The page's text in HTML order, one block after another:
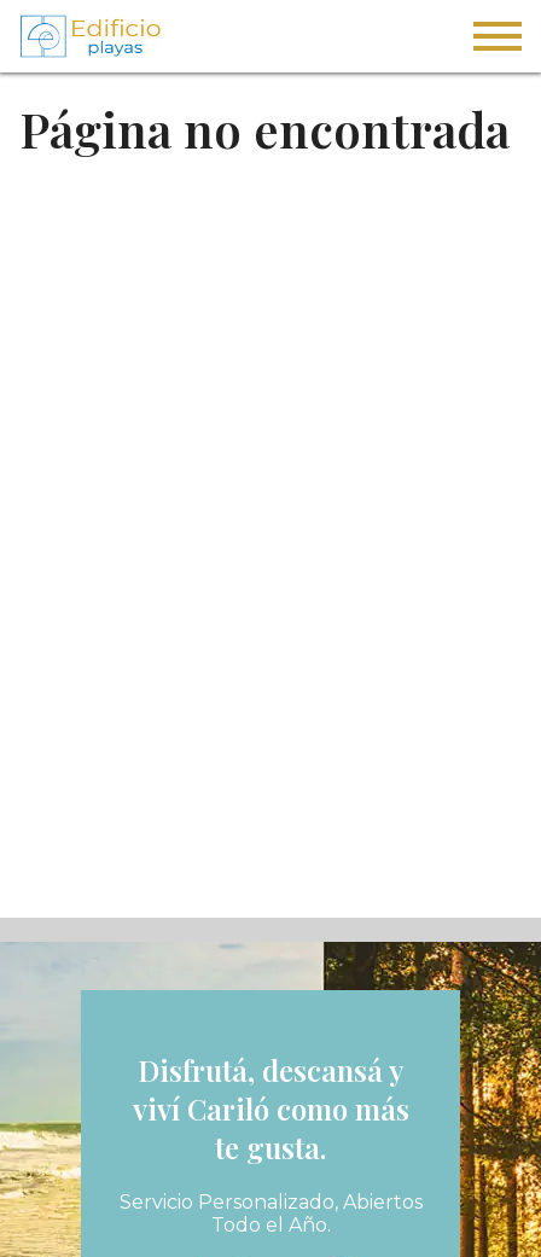
Página no encontrada
Disfrutá, descansá y
viví Cariló como más
te gusta.
Servicio Personalizado, Abiertos
Todo el Año.